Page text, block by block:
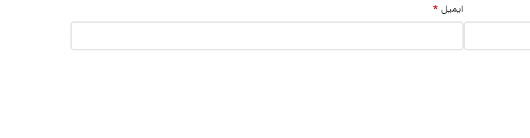
ایمیل *